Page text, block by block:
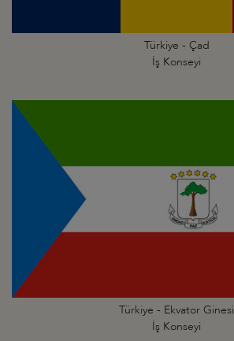
Türkiye - Çad
İş Konseyi
Türkiye - Ekvator Ginesi
İş Konseyi